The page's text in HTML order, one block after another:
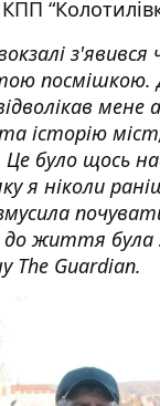
з'явився
посмішкою.
історію
було щось
я ніколи
до життя була
The Guardian.